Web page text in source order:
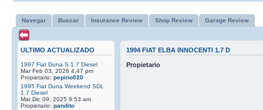
Navegar Buscar Insurance Review Shop Review Garage Review
ULTIMO ACTUALIZADO
1997 Fiat Duna S 1.7 Diesel
Mar Feb 03, 2026 4:47 pm
Propietario: pepino020
1995 Fiat Duna Weekend SDL
1.7 Diesel
Mar Dic 09, 2025 9:53 am
Propietario: pandito
1994 FIAT ELBA INNOCENTI 1.7 D
Propietario